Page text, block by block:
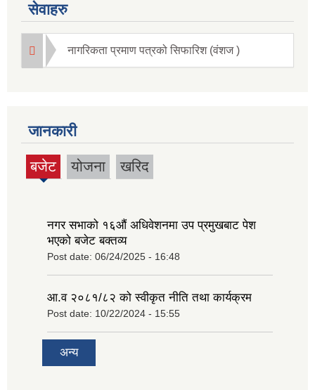
सेवाहरु
नागरिकता प्रमाण पत्रको सिफारिश (वंशज )
जानकारी
बजेट
(active
योजना खरिद
नगर सभाको १६‍औं अधिवेशनमा उप प्रमुखबाट पेश
भएको बजेट बक्तव्य
Post date: 06/24/2025 - 16:48
आ.व २०८१/८२ को स्वीकृत नीति तथा कार्यक्रम
Post date: 10/22/2024 - 15:55
अन्य